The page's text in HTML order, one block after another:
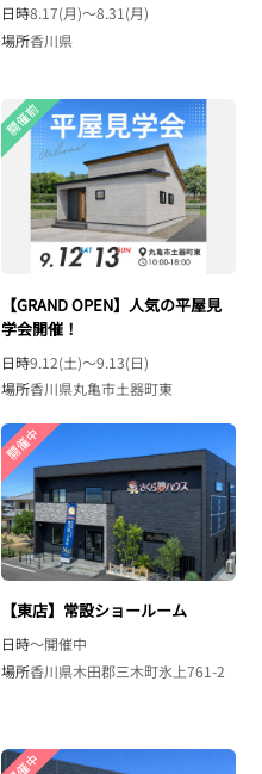
日時8.17(月)〜8.31(月)
場所香川県
【GRAND OPEN】人気の平屋見
学会開催！
日時9.12(土)〜9.13(日)
場所香川県丸亀市土器町東
【東店】常設ショールーム
日時〜開催中
場所香川県木田郡三木町氷上761-2